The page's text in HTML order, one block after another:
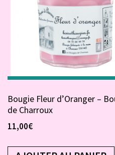
Bougie Fleur d’Oranger –
de Charroux
11,00€